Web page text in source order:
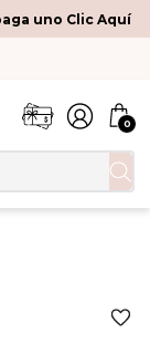
uno Clic Aquí
0